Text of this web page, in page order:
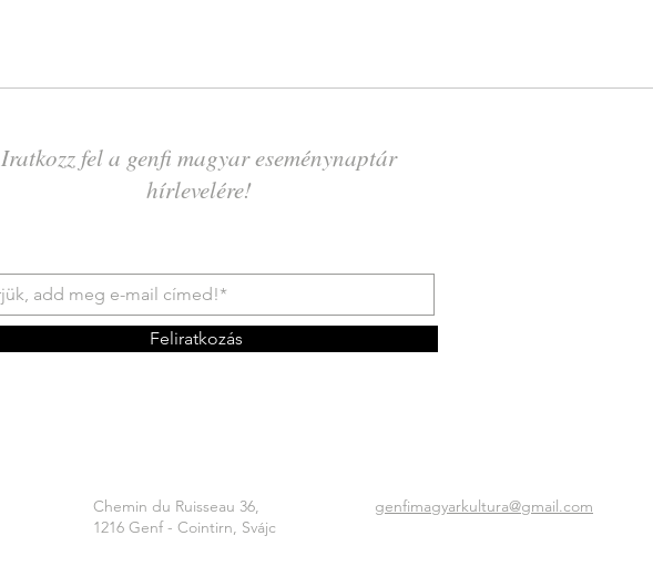
Iratkozz fel a genfi magyar eseménynaptár
hírlevelére!
Feliratkozás
Chemin du Ruisseau 36,
1216 Genf - Cointirn, Svájc
genfimagyarkultura@gmail.com